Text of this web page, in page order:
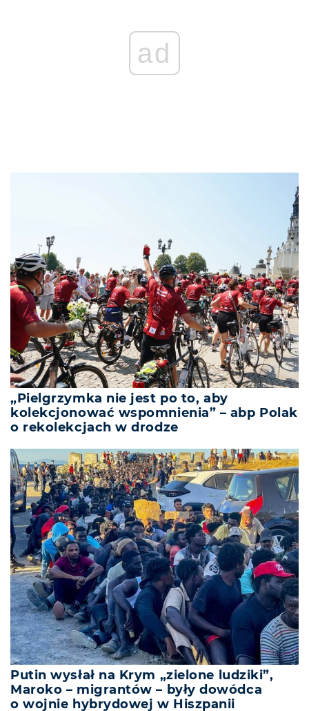
ad
„Pielgrzymka nie jest po to, aby
kolekcjonować wspomnienia” – abp Polak
o rekolekcjach w drodze
Putin wysłał na Krym „zielone ludziki”,
Maroko – migrantów – były dowódca
o wojnie hybrydowej w Hiszpanii